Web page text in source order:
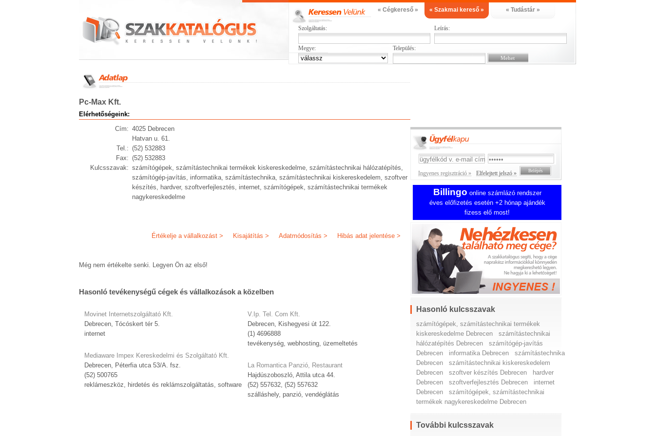
« Cégkereső » « Szakmai kereső » « Tudástár »
Szolgáltatás: Leírás:
Megye: Település:
Pc-Max Kft.
Elérhetőségeink:
Cím: 4025 Debrecen
Hatvan u. 61.
Tel.: (52) 532883
Fax: (52) 532883
Kulcsszavak: számítógépek, számítástechnikai termékek kiskereskedelme, számítástechnikai hálózatépítés,
számítógép-javítás, informatika, számítástechnika, számítástechnikai kiskereskedelem, szoftver
készítés, hardver, szoftverfejlesztés, internet, számítógépek, számítástechnikai termékek
nagykereskedelme
Hibás adat jelentése >
Adatmódosítás >
Kisajátítás >
Értékelje a vállalkozást >
Még nem értékelte senki. Legyen Ön az első!
Hasonló tevékenységű cégek és vállalkozások a közelben
Movinet Internetszolgáltató Kft.
Debrecen, Tócóskert tér 5.
internet
Mediaware Impex Kereskedelmi és Szolgáltató Kft.
Debrecen, Péterfia utca 53/A. fsz.
(52) 500765
reklámeszköz, hirdetés és reklámszolgáltatás, software
V.Ip. Tel. Com Kft.
Debrecen, Kishegyesi út 122.
(1) 4696888
tevékenység, webhosting, üzemeltetés
La Romantica Panzió, Restaurant
Hajdúszoboszló, Attila utca 44.
(52) 557632, (52) 557632
szálláshely, panzió, vendéglátás
Ingyenes regisztráció » Elfelejtett jelszó »
Billingo online számlázó rendszer
éves előfizetés esetén +2 hónap ajándék
fizess elő most!
Hasonló kulcsszavak
számítógépek, számítástechnikai termékek
kiskereskedelme Debrecen
számítástechnikai
hálózatépítés Debrecen
számítógép-javítás
Debrecen
informatika Debrecen
számítástechnika
Debrecen
számítástechnikai kiskereskedelem
Debrecen
szoftver készítés Debrecen
hardver
Debrecen
szoftverfejlesztés Debrecen
internet
Debrecen
számítógépek, számítástechnikai
termékek nagykereskedelme Debrecen
További kulcsszavak